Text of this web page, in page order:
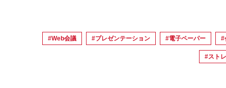
#Web会議 #プレゼンテーション #電子ペーパー #
#スト